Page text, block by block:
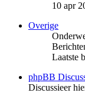
10 apr
Overige
Laatste
phpBB
Discussieer